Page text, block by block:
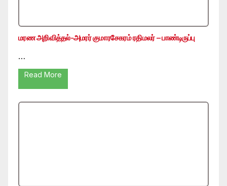
மரண அறிவித்தல்-அமரர் குமாரசேகரம் ரதிமலர் – பாண்டிருப்பு
…
Read More